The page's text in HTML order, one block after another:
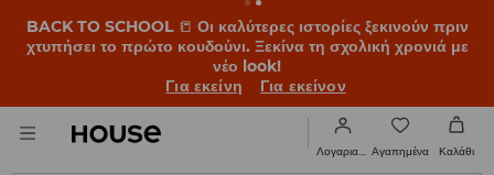
BACK TO SCHOOL 📒 Οι καλύτερες ιστορίες ξεκινούν πριν
χτυπήσει το πρώτο κουδούνι. Ξεκίνα τη σχολική χρονιά με
νέο look!
Για εκείνη
Για εκείνον
Λογαριασμός Αγαπημένα Καλάθι